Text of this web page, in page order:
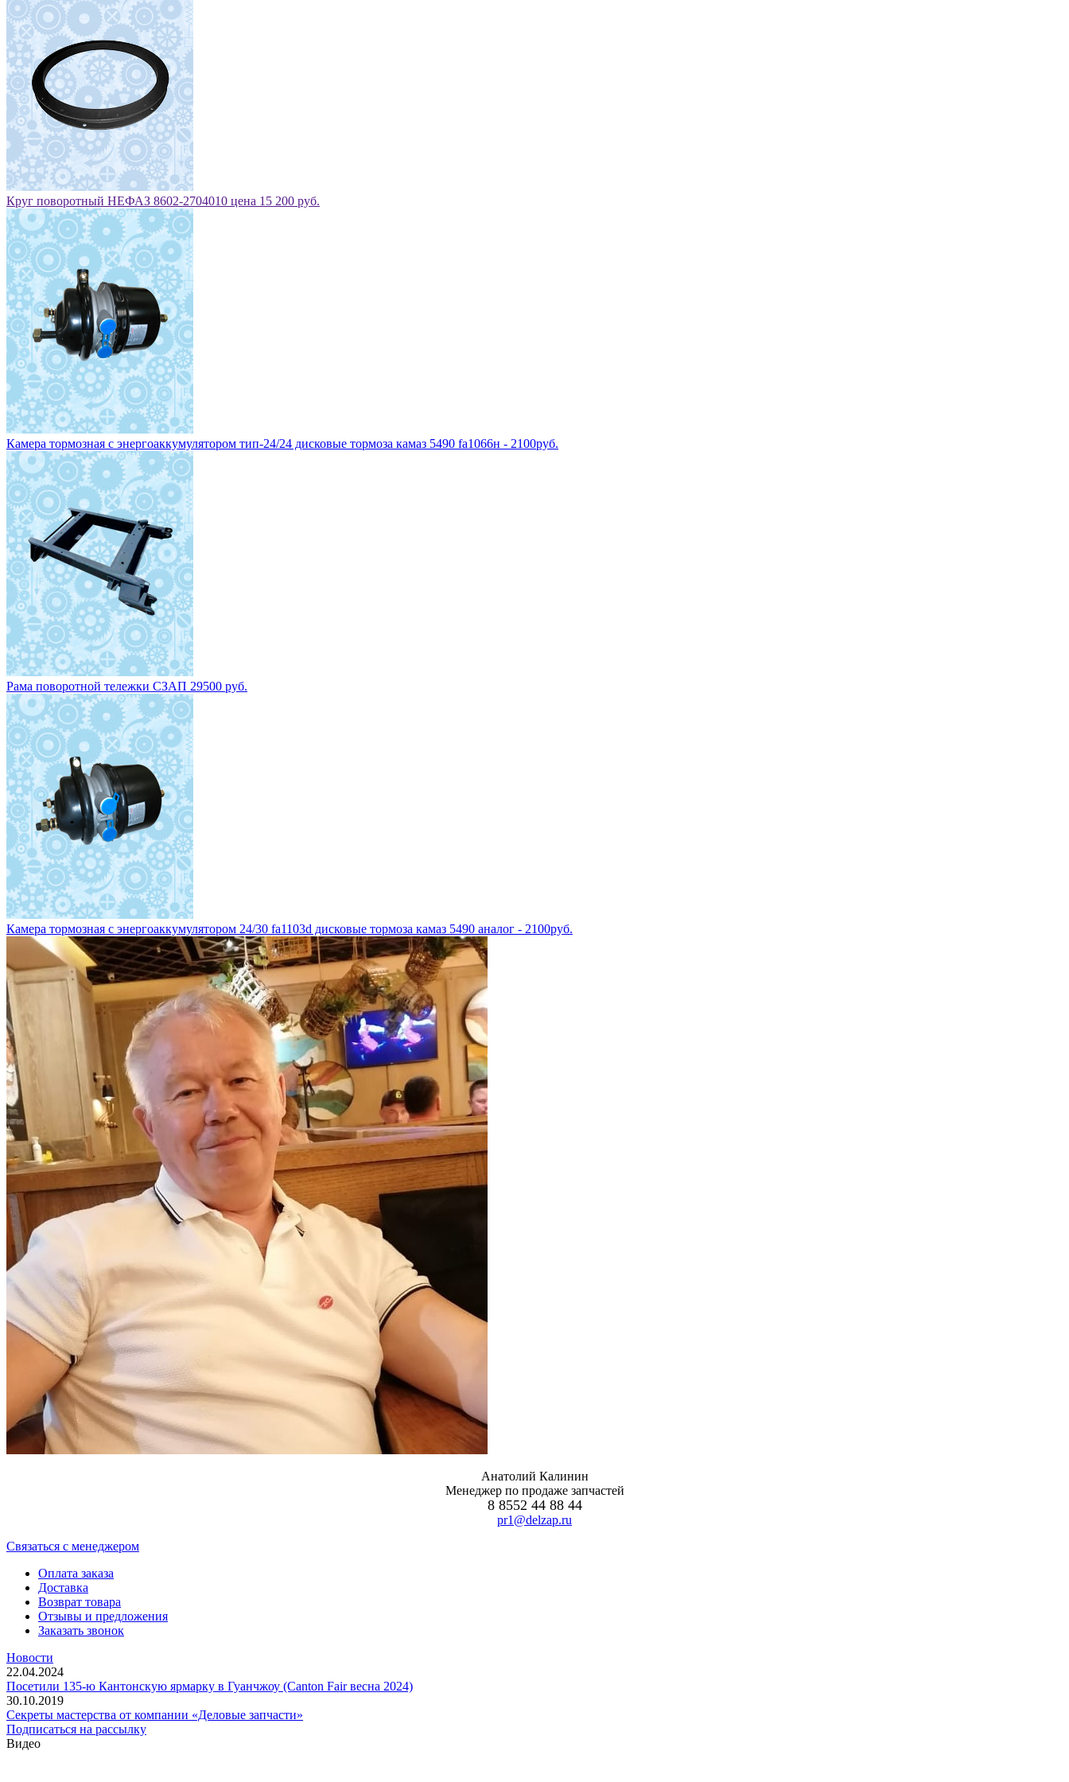
Круг поворотный НЕФАЗ 8602-2704010 цена 15 200 руб.
Камера тормозная с энергоаккумулятором тип-24/24 дисковые тормоза камаз 5490 fa1066н - 2100руб.
Рама поворотной тележки СЗАП 29500 руб.
Камера тормозная с энергоаккумулятором 24/30 fa1103d дисковые тормоза камаз 5490 аналог - 2100руб.
Анатолий Калинин
Менеджер по продаже запчастей
8 8552 44 88 44
pr1@delzap.ru
Cвязаться с менеджером
Оплата заказа
Доставка
Возврат товара
Отзывы и предложения
Заказать звонок
Новости
22.04.2024
Посетили 135-ю Кантонскую ярмарку в Гуанчжоу (Canton Fair весна 2024)
30.10.2019
Секреты мастерства от компании «Деловые запчасти»
Подписаться на рассылку
Видео